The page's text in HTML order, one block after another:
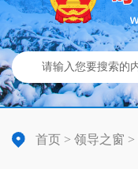
首页 > 领导之窗 >